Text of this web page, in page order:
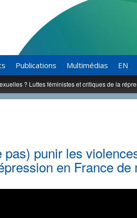
Publications Multimédias EN
? Luttes féministes et critiques de la
pas) punir les
en France